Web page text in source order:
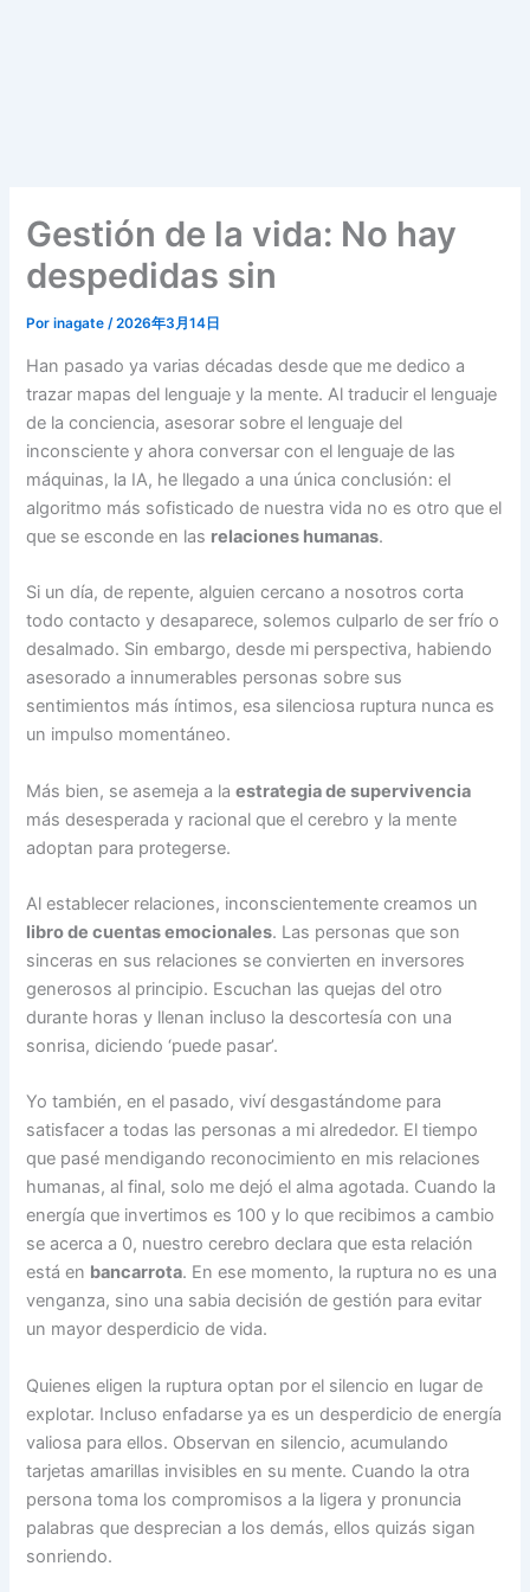
Gestión de la vida: No hay
despedidas sin
Porinagate/2026年3月14日
Han pasado ya varias décadas desde que me dedico a
trazar mapas del lenguaje y la mente. Al traducir el lenguaje
de la conciencia, asesorar sobre el lenguaje del
inconsciente y ahora conversar con el lenguaje de las
máquinas, la IA, he llegado a una única conclusión: el
algoritmo más sofisticado de nuestra vida no es otro que el
que se esconde en las relaciones humanas.
Si un día, de repente, alguien cercano a nosotros corta
todo contacto y desaparece, solemos culparlo de ser frío o
desalmado. Sin embargo, desde mi perspectiva, habiendo
asesorado a innumerables personas sobre sus
sentimientos más íntimos, esa silenciosa ruptura nunca es
un impulso momentáneo.
Más bien, se asemeja a laestrategia de supervivencia
más desesperada y racional que el cerebro y la mente
adoptan para protegerse.
Al establecer relaciones, inconscientemente creamos un
libro de cuentas emocionales. Las personas que son
sinceras en sus relaciones se convierten en inversores
generosos al principio. Escuchan las quejas del otro
durante horas y llenan incluso la descortesía con una
sonrisa, diciendo ‘puede pasar’.
Yo también, en el pasado, viví desgastándome para
satisfacer a todas las personas a mi alrededor. El tiempo
que pasé mendigando reconocimiento en mis relaciones
humanas, al final, solo me dejó el alma agotada. Cuando la
energía que invertimos es 100 y lo que recibimos a cambio
se acerca a 0, nuestro cerebro declara que esta relación
está en bancarrota. En ese momento, la ruptura no es una
venganza, sino una sabia decisión de gestión para evitar
un mayor desperdicio de vida.
Quienes eligen la ruptura optan por el silencio en lugar de
explotar. Incluso enfadarse ya es un desperdicio de energía
valiosa para ellos. Observan en silencio, acumulando
tarjetas amarillas invisibles en su mente. Cuando la otra
persona toma los compromisos a la ligera y pronuncia
palabras que desprecian a los demás, ellos quizás sigan
sonriendo.